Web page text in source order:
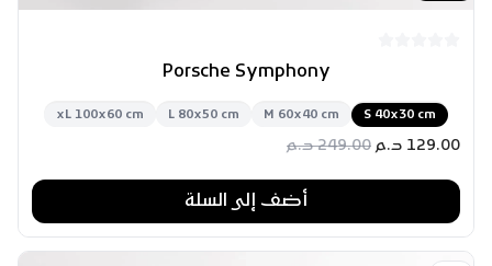
Porsche Symphony
S 40x30 cm
M 60x40 cm
L 80x50 cm
xL 100x60 cm
129.00 د.م 249.00 د.م
أضف إلى السلة